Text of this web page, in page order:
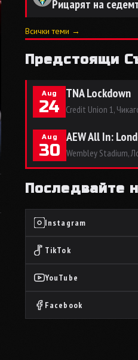
Рицарят на
Всички теми →
Предстоящи
Aug
24
TNA Lockdown
Credit Union 1,
Aug
30
AEW All In:
Wembley Stadium,
Последвайте
Instagram
TikTok
YouTube
Facebook